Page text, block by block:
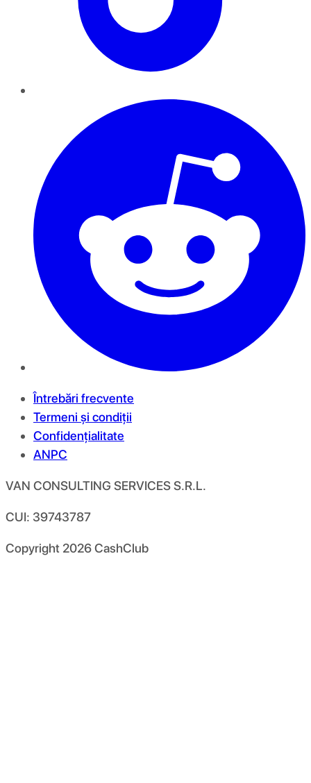
Întrebări frecvente
Termeni și condiții
Confidențialitate
ANPC
VAN CONSULTING SERVICES S.R.L.
CUI: 39743787
Copyright 2026CashClub